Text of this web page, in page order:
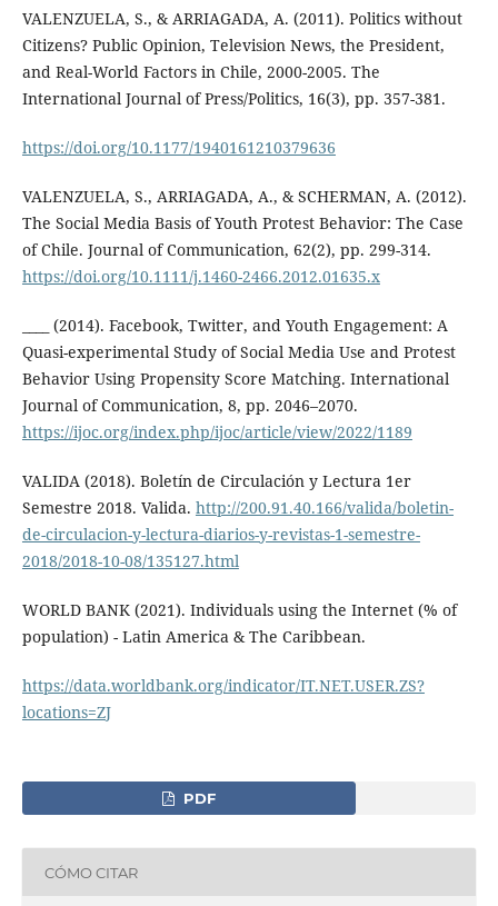
VALENZUELA, S., & ARRIAGADA, A. (2011). Politics without
Citizens? Public Opinion, Television News, the President,
and Real-World Factors in Chile, 2000-2005. The
International Journal of Press/Politics, 16(3), pp. 357-381.
https://doi.org/10.1177/1940161210379636
VALENZUELA, S., ARRIAGADA, A., & SCHERMAN, A. (2012).
The Social Media Basis of Youth Protest Behavior: The Case
of Chile. Journal of Communication, 62(2), pp. 299-314.
https://doi.org/10.1111/j.1460-2466.2012.01635.x
____ (2014). Facebook, Twitter, and Youth Engagement: A
Quasi-experimental Study of Social Media Use and Protest
Behavior Using Propensity Score Matching. International
Journal of Communication, 8, pp. 2046–2070.
https://ijoc.org/index.php/ijoc/article/view/2022/1189
VALIDA (2018). Boletín de Circulación y Lectura 1er
Semestre 2018. Valida. http://200.91.40.166/valida/boletin-
de-circulacion-y-lectura-diarios-y-revistas-1-semestre-
2018/2018-10-08/135127.html
WORLD BANK (2021). Individuals using the Internet (% of
population) - Latin America & The Caribbean.
https://data.worldbank.org/indicator/IT.NET.USER.ZS?
locations=ZJ
PDF
CÓMO CITAR